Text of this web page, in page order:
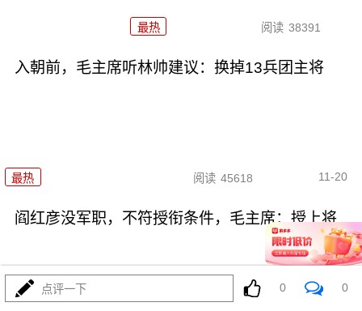
最热 阅读 38391
入朝前，毛主席听林帅建议：换掉13兵团主将
最热 阅读 45618 11-20
阎红彦没军职，不符授衔条件，毛主席：授上将
点评一下 0 0